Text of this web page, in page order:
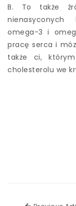
B. To także
nienasyconych
omega-3 i
pracę serca i
także ci,
cholesterolu we